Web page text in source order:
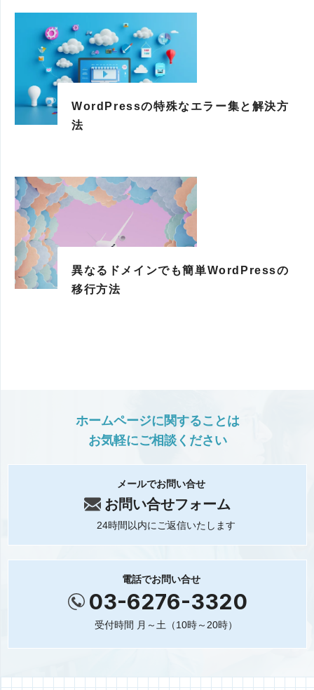
WordPressの特殊なエラー集と解決方
法
異なるドメインでも簡単WordPressの
移行方法
ホームページに関することは
お気軽にご相談ください
メールでお問い合せ
お問い合せフォーム
24時間以内にご返信いたします
電話でお問い合せ
03-6276-3320
受付時間 月～土（10時～20時）